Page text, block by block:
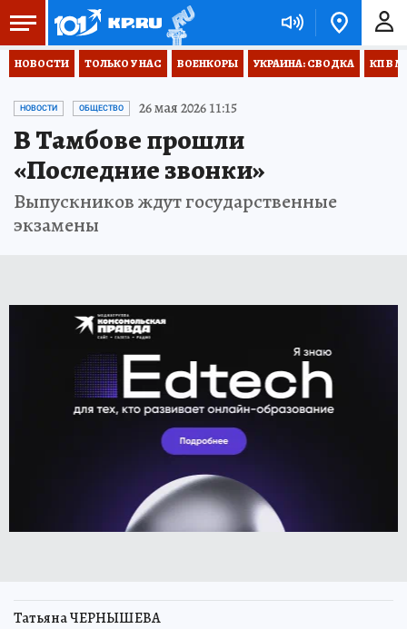
НОВОСТИ ТОЛЬКО У НАС ВОЕНКОРЫ УКРАИНА: СВОДКА КП В
НОВОСТИ ОБЩЕСТВО 26 мая 2026 11:15
В Тамбове прошли
«Последние звонки»
Выпускников ждут государственные
экзамены
Татьяна ЧЕРНЫШЕВА